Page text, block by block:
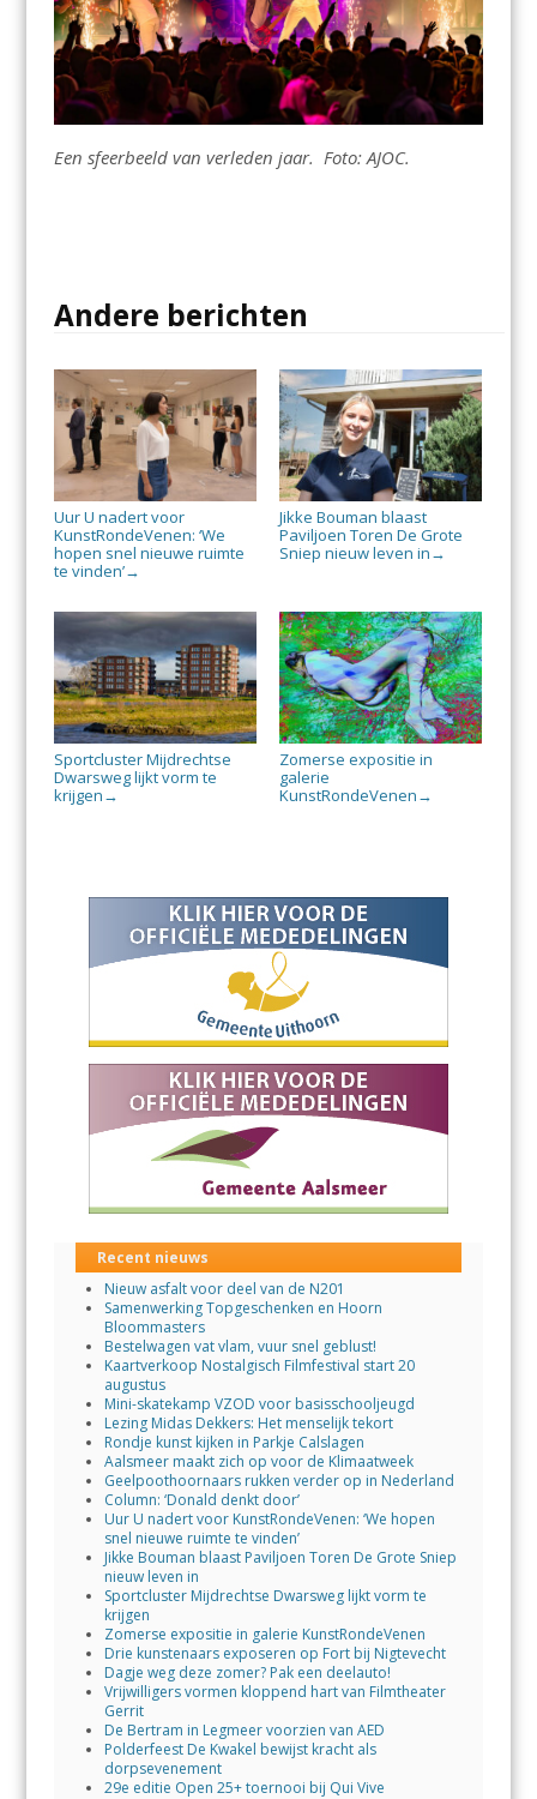
Een sfeerbeeld van verleden jaar. Foto: AJOC.
Andere berichten
Uur U nadert voor
KunstRondeVenen: ‘We
hopen snel nieuwe ruimte
te vinden’→
Jikke Bouman blaast
Paviljoen Toren De Grote
Sniep nieuw leven in →
Sportcluster Mijdrechtse
Dwarsweg lijkt vorm te
krijgen →
Zomerse expositie in
galerie
KunstRondeVenen →
Recent nieuws
Nieuw asfalt voor deel van de N201
Samenwerking Topgeschenken en Hoorn
Bloommasters
Bestelwagen vat vlam, vuur snel geblust!
Kaartverkoop Nostalgisch Filmfestival start 20
augustus
Mini-skatekamp VZOD voor basisschooljeugd
Lezing Midas Dekkers: Het menselijk tekort
Rondje kunst kijken in Parkje Calslagen
Aalsmeer maakt zich op voor de Klimaatweek
Geelpoothoornaars rukken verder op in Nederland
Column: ‘Donald denkt door’
Uur U nadert voor KunstRondeVenen: ‘We hopen
snel nieuwe ruimte te vinden’
Jikke Bouman blaast Paviljoen Toren De Grote Sniep
nieuw leven in
Sportcluster Mijdrechtse Dwarsweg lijkt vorm te
krijgen
Zomerse expositie in galerie KunstRondeVenen
Drie kunstenaars exposeren op Fort bij Nigtevecht
Dagje weg deze zomer? Pak een deelauto!
Vrijwilligers vormen kloppend hart van Filmtheater
Gerrit
De Bertram in Legmeer voorzien van AED
Polderfeest De Kwakel bewijst kracht als
dorpsevenement
29e editie Open 25+ toernooi bij Qui Vive